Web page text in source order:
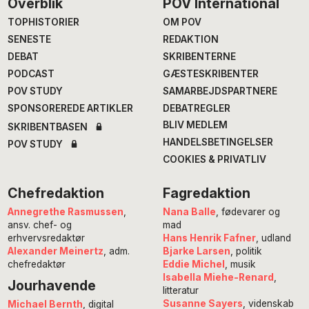
Footer
Overblik
TOPHISTORIER
SENESTE
DEBAT
PODCAST
POV STUDY
SPONSOREREDE ARTIKLER
SKRIBENTBASEN
POV STUDY
POV International
OM POV
REDAKTION
SKRIBENTERNE
GÆSTESKRIBENTER
SAMARBEJDSPARTNERE
DEBATREGLER
BLIV MEDLEM
HANDELSBETINGELSER
COOKIES & PRIVATLIV
Chefredaktion
Annegrethe Rasmussen
ansv. chef- og
erhvervsredaktør
Alexander Meinertz , adm.
chefredaktør
Jourhavende
Michael Bernth , digital
Fagredaktion
Nana Balle , fødevarer og
mad
Hans Henrik Fafner, udland
Bjarke Larsen , politik
Eddie Michel
, musik
Isabella Miehe-Renard
litteratur
Susanne Sayers , videnskab